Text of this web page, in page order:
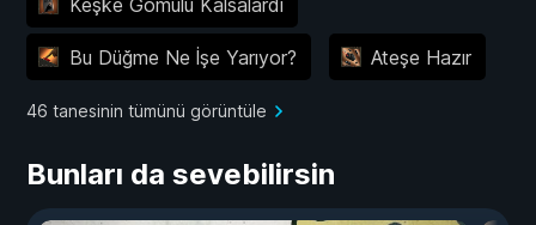
Bu Düğme Ne İşe Yarıyor? Ateşe Hazır
46 tanesinin tümünü görüntüle
Bunları da sevebilirsin